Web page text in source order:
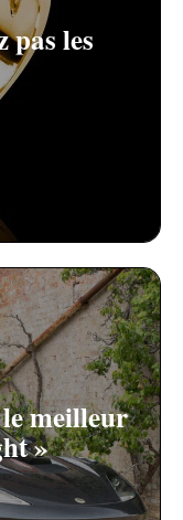
pas les
meilleur
»